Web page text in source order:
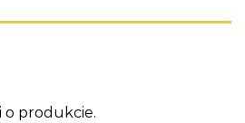
o produkcie.